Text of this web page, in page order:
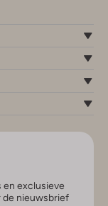
en exclusieve
de nieuwsbrief